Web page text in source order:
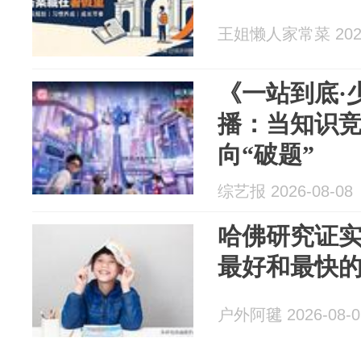
王姐懒人家常菜
《一站到底
播：当知识
向“破题”
综艺报 2026-08-08
哈佛研究证
最好和最快
户外阿毽 2026-08-